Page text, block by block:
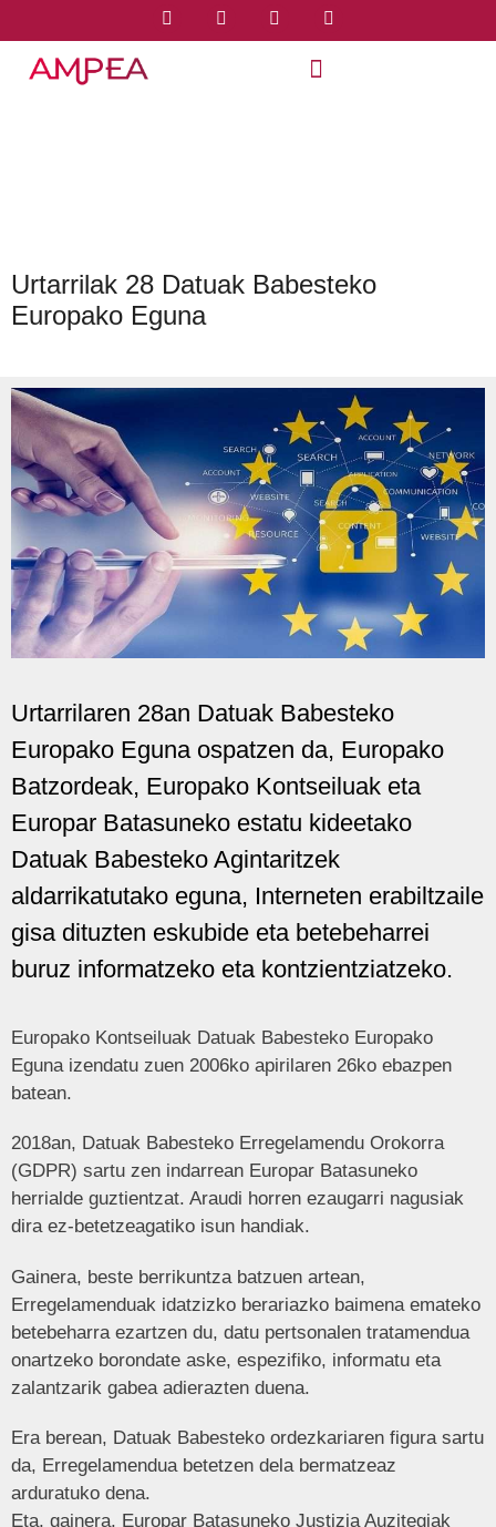
Urtarrilak 28 Datuak Babesteko
Europako Eguna
Urtarrilaren 28an Datuak Babesteko
Europako Eguna ospatzen da, Europako
Batzordeak, Europako Kontseiluak eta
Europar Batasuneko estatu kideetako
Datuak Babesteko Agintaritzek
aldarrikatutako eguna, Interneten erabiltzaile
gisa dituzten eskubide eta betebeharrei
buruz informatzeko eta kontzientziatzeko.
Europako Kontseiluak Datuak Babesteko Europako
Eguna izendatu zuen 2006ko apirilaren 26ko ebazpen
batean.
2018an, Datuak Babesteko Erregelamendu Orokorra
(GDPR) sartu zen indarrean Europar Batasuneko
herrialde guztientzat. Araudi horren ezaugarri nagusiak
dira ez-betetzeagatiko isun handiak.
Gainera, beste berrikuntza batzuen artean,
Erregelamenduak idatzizko berariazko baimena emateko
betebeharra ezartzen du, datu pertsonalen tratamendua
onartzeko borondate aske, espezifiko, informatu eta
zalantzarik gabea adierazten duena.
Era berean, Datuak Babesteko ordezkariaren figura sartu
da, Erregelamendua betetzen dela bermatzeaz
arduratuko dena.
Eta, gainera, Europar Batasuneko Justizia Auzitegiak